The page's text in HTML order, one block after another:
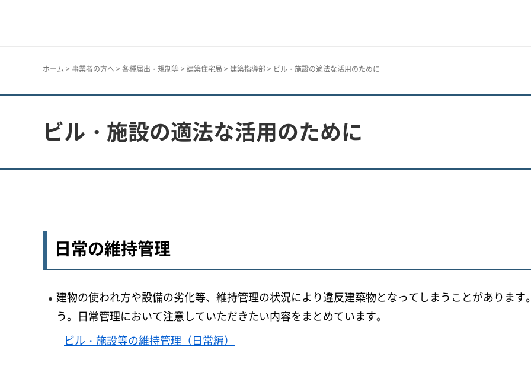
ホーム > 事業者の方へ > 各種届出・規制等> 建築住宅局 > 建築指導部> ビル・施設の適法な活用のために
ビル・施設の適法な活用のために
日常の維持管理
建物の使われ方や設備の劣化等、維持管理の状況により違反建築物となってしまうことがありま
う。日常管理において注意していただきたい内容をまとめています。
ビル・施設等の維持管理（日常編）